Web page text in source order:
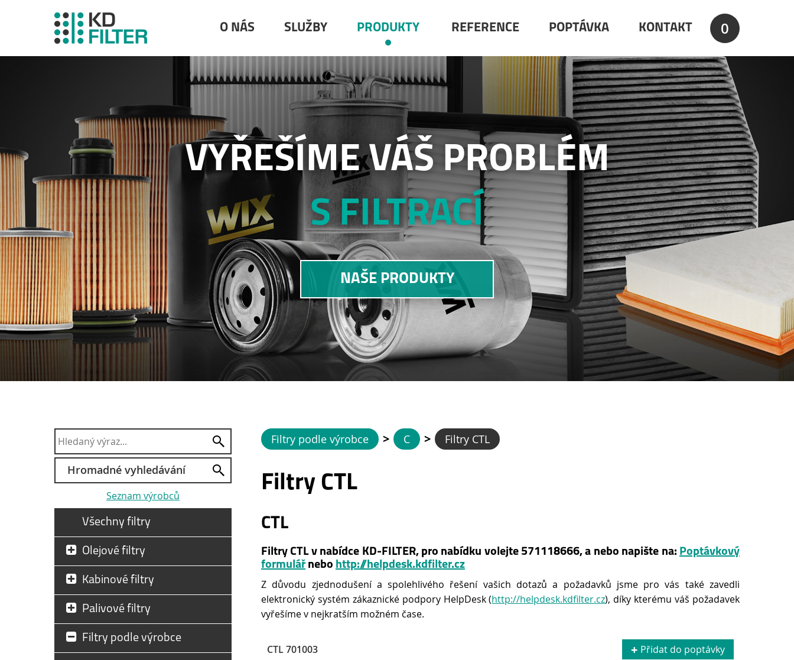
O NÁS SLUŽBY PRODUKTY REFERENCE POPTÁVKA KONTAKT 0
VYŘEŠÍME VÁŠ PROBLÉM
S FILTRACÍ
NAŠE PRODUKTY
Hromadné vyhledávání
Seznam výrobců
Všechny filtry
Olejové filtry
Kabinové filtry
Palivové filtry
Filtry podle výrobce
Filtry podle výrobce > C > Filtry CTL
Filtry CTL
CTL
Filtry CTL v nabídce KD-FILTER, pro nabídku volejte 571118666, a nebo napište na: Poptávkový
formulář nebo http://helpdesk.kdfilter.cz
Z důvodu zjednodušení a spolehlivého řešení vašich dotazů a požadavků jsme pro vás také zavedli
elektronický systém zákaznické podpory HelpDesk (http://helpdesk.kdfilter.cz), díky kterému váš požadavek
vyřešíme v nejkratším možném čase.
CTL 701003 Přidat do poptávky